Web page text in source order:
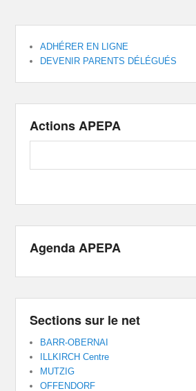
ADHÉRER EN LIGNE
DEVENIR PARENTS DÉLÉGUÉS
Actions APEPA
Agenda APEPA
Sections sur le net
BARR-OBERNAI
ILLKIRCH Centre
MUTZIG
OFFENDORF